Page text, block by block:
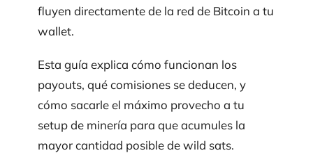
fluyen directamente de la red de Bitcoin a tu
wallet.
Esta guía explica cómo funcionan los
payouts, qué comisiones se deducen, y
cómo sacarle el máximo provecho a tu
setup de minería para que acumules la
mayor cantidad posible de wild sats.